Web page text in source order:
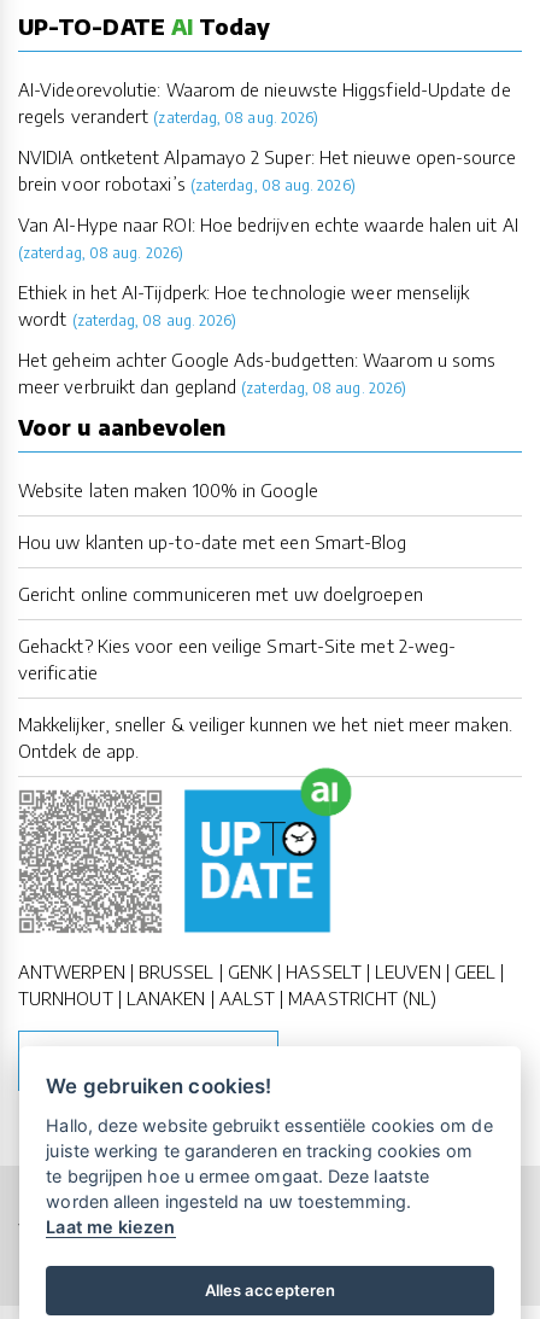
UP-TO-DATE AI Today
AI-Videorevolutie: Waarom de nieuwste Higgsfield-Update de
regels verandert (zaterdag, 08 aug. 2026)
NVIDIA ontketent Alpamayo 2 Super: Het nieuwe open-source
brein voor robotaxi’s (zaterdag, 08 aug. 2026)
Van AI-Hype naar ROI: Hoe bedrijven echte waarde halen uit AI
(zaterdag, 08 aug. 2026)
Ethiek in het AI-Tijdperk: Hoe technologie weer menselijk
wordt (zaterdag, 08 aug. 2026)
Het geheim achter Google Ads-budgetten: Waarom u soms
meer verbruikt dan gepland (zaterdag, 08 aug. 2026)
Voor u aanbevolen
Website laten maken 100% in Google
Hou uw klanten up-to-date met een Smart-Blog
Gericht online communiceren met uw doelgroepen
Gehackt? Kies voor een veilige Smart-Site met 2-weg-
verificatie
Makkelijker, sneller & veiliger kunnen we het niet meer maken.
Ontdek de app.
ANTWERPEN | BRUSSEL | GENK | HASSELT | LEUVEN | GEEL |
TURNHOUT | LANAKEN | AALST | MAASTRICHT (NL)
Copyright All Rights Reserved © 2011-2026 UP-TO-DATE
WebDesign
Privacy & Cookies
Locations Algemene Voorwaarden
We gebruiken cookies!
Hallo, deze website gebruikt essentiële cookies om de
juiste werking te garanderen en tracking cookies om
te begrijpen hoe u ermee omgaat. Deze laatste
worden alleen ingesteld na uw toestemming.
Laat me kiezen
Alles accepteren
een persoonlijke demo.
Maandelijks gratis opleidingen